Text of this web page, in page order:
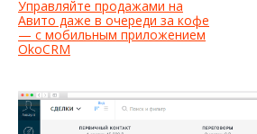
Управляйте продажами на
Авито даже в очереди за кофе
— с мобильным приложением
OkoCRM